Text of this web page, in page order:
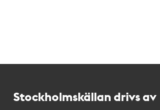
Stockholmskällan drivs av